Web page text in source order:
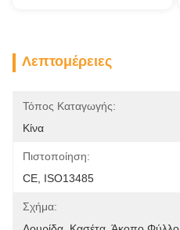
Λεπτομέρειες
Τόπος Καταγωγής:
Κίνα
Πιστοποίηση:
CE, ISO13485
Σχήμα: